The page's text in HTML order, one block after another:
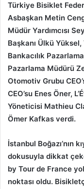
Türkiye Bisiklet
Asbaşkan Metin
Müdür Yardımcısı
Başkanı Ülkü
Bankacılık
Pazarlama Müdürü
Otomotiv Grubu
CEO’su Enes Öner,
Yöneticisi Mathieu
Ömer Kafkas verdi.
İstanbul Boğazı’nın
dokusuyla d­ikkat
by Tour de France
noktası oldu.